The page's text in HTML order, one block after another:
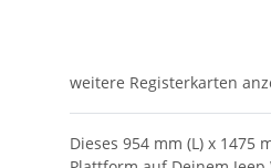
weitere Registerkarten
Dieses 954 mm (L) x